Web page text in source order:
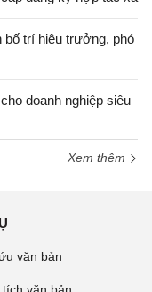
bố trí hiệu trưởng, phó
doanh nghiệp siêu
Xem thêm
văn bản